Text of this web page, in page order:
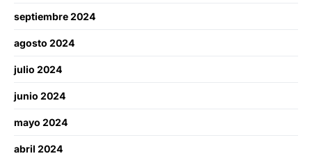
septiembre 2024
agosto 2024
julio 2024
junio 2024
mayo 2024
abril 2024